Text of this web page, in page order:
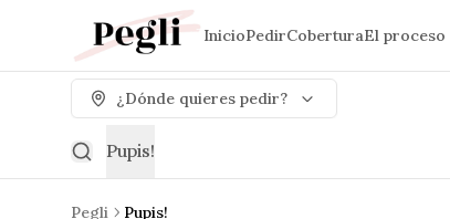
InicioPedirCoberturaEl proceso
¿Dónde quieres pedir?
Pupis!
Pegli Pupis!